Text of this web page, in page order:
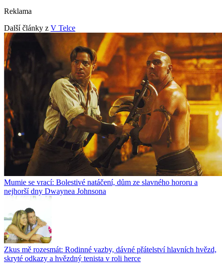
Reklama
Další články z V Telce
Mumie se vrací: Bolestivé natáčení, dům ze slavného hororu a
nejhorší dny Dwaynea Johnsona
Zkus mě rozesmát: Rodinné vazby, dávné přátelství hlavních hvězd,
skryté odkazy a hvězdný tenista v roli herce